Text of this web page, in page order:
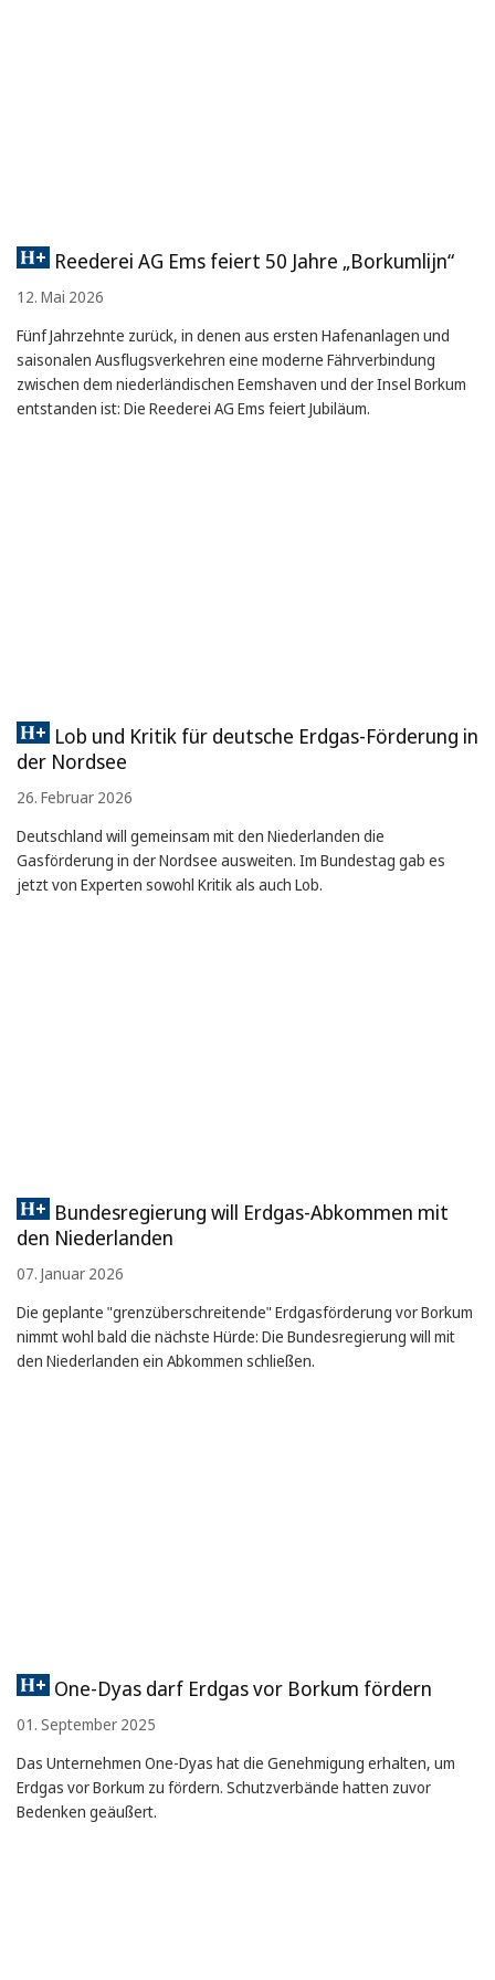
Reederei AG Ems feiert 50 Jahre „Borkumlijn“
12. Mai 2026
Fünf Jahrzehnte zurück, in denen aus ersten Hafenanlagen und
saisonalen Ausflugsverkehren eine moderne Fährverbindung
zwischen dem niederländischen Eemshaven und der Insel Borkum
entstanden ist: Die Reederei AG Ems feiert Jubiläum.
Lob und Kritik für deutsche Erdgas-Förderung in
der Nordsee
26. Februar 2026
Deutschland will gemeinsam mit den Niederlanden die
Gasförderung in der Nordsee ausweiten. Im Bundestag gab es
jetzt von Experten sowohl Kritik als auch Lob.
Bundesregierung will Erdgas-Abkommen mit
den Niederlanden
07. Januar 2026
Die geplante "grenzüberschreitende" Erdgasförderung vor Borkum
nimmt wohl bald die nächste Hürde: Die Bundesregierung will mit
den Niederlanden ein Abkommen schließen.
One-Dyas darf Erdgas vor Borkum fördern
01. September 2025
Das Unternehmen One-Dyas hat die Genehmigung erhalten, um
Erdgas vor Borkum zu fördern. Schutzverbände hatten zuvor
Bedenken geäußert.